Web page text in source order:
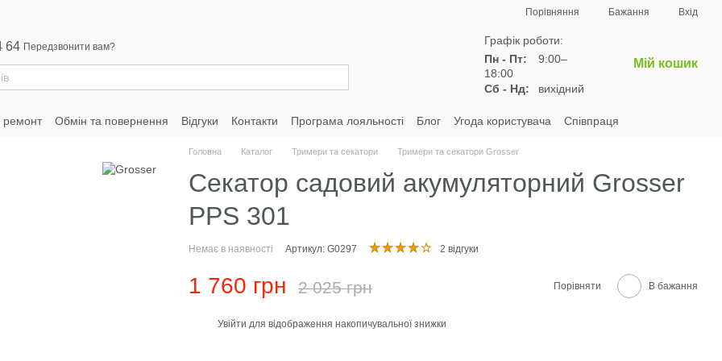
Порівняння Бажання Вхід
64 Передзвонити вам?
Графік роботи:
Пн - Пт:
9:00–
18:00
Сб - Нд:
вихідний
Мій кошик
ремонт Обмін та повернення Відгуки Контакти Програма лояльності Блог Угода користувача Співпраця
Головна Каталог Тримери та секатори Тримери та секатори Grosser
Секатор садовий акумуляторний Grosser
PPS 301
Немає в наявності Артикул: G0297 2 відгуки
1 760 грн 2 025 грн Порівняти В бажання
Увійти для відображення накопичувальної знижки